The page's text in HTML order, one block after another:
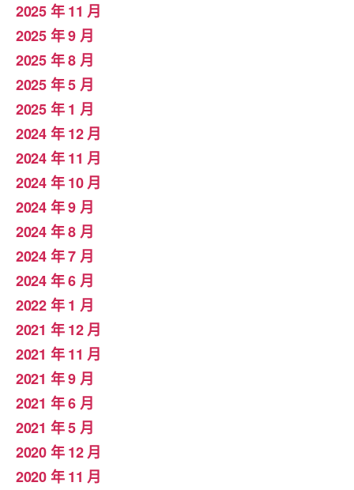
2025 年 11 月
2025 年 9 月
2025 年 8 月
2025 年 5 月
2025 年 1 月
2024 年 12 月
2024 年 11 月
2024 年 10 月
2024 年 9 月
2024 年 8 月
2024 年 7 月
2024 年 6 月
2022 年 1 月
2021 年 12 月
2021 年 11 月
2021 年 9 月
2021 年 6 月
2021 年 5 月
2020 年 12 月
2020 年 11 月